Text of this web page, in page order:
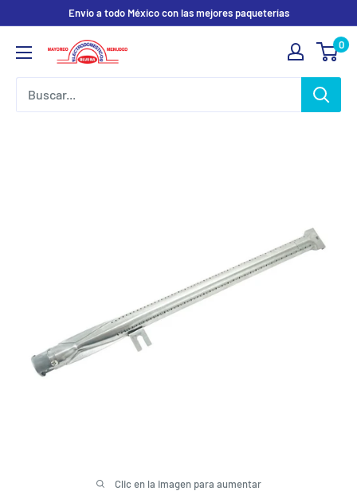
contenido
Envio a todo México con las mejores paqueterías
Electrodomesticos
0
Clic en la imagen para aumentar